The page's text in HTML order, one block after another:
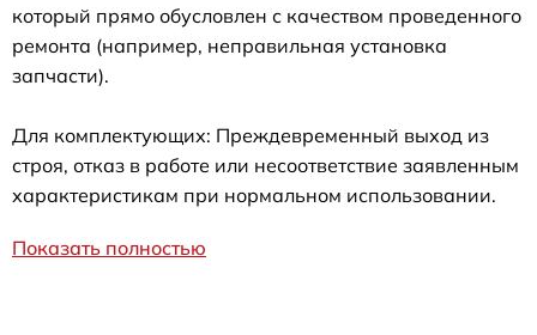
который прямо обусловлен с качеством проведенного
ремонта (например, неправильная установка
запчасти).
Для комплектующих: Преждевременный выход из
строя, отказ в работе или несоответствие заявленным
характеристикам при нормальном использовании.
Показать полностью